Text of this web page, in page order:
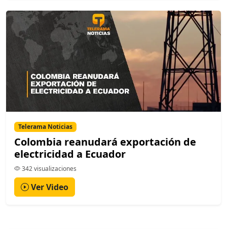
Telerama Noticias
Colombia reanudará exportación de
electricidad a Ecuador
342 visualizaciones
Ver Video